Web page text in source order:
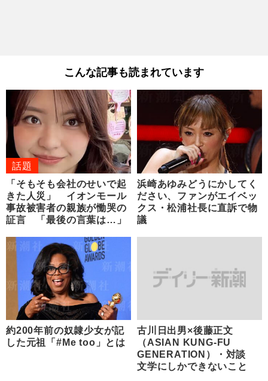
こんな記事も読まれています
話題
「そもそも会社のせいで起
きた人災」 イオンモール
事故被害者の親族が慟哭の
証言 「最後の言葉は…」
浜崎あゆみどうにかしてく
ださい、ファンがエイベッ
クス・松浦社長に直訴で物
議
約200年前の奴隷少女が記
した元祖「#Me too」とは
古川日出男×後藤正文
（ASIAN KUNG-FU
GENERATION）・対談
文学にしかできないこと